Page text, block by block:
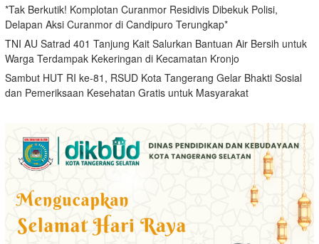
*Tak Berkutik! Komplotan Curanmor Residivis Dibekuk Polisi,
Delapan Aksi Curanmor di Candipuro Terungkap*
TNI AU Satrad 401 Tanjung Kait Salurkan Bantuan Air Bersih untuk
Warga Terdampak Kekeringan di Kecamatan Kronjo
Sambut HUT RI ke-81, RSUD Kota Tangerang Gelar Bhakti Sosial
dan Pemeriksaan Kesehatan Gratis untuk Masyarakat